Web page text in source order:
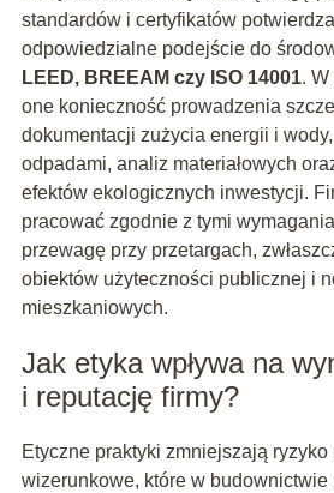
standardów i certyfikatów
odpowiedzialne podejście do
LEED, BREEAM czy ISO 14001. W
one konieczność prowadzenia
dokumentacji zużycia energii i
odpadami, analiz materiałowych
efektów ekologicznych inwestycji.
pracować zgodnie z tymi
przewagę przy przetargach,
obiektów użyteczności publicznej i
mieszkaniowych.
Jak etyka wpływa na
i reputację firmy?
Etyczne praktyki zmniejszają
wizerunkowe, które w budownictwie